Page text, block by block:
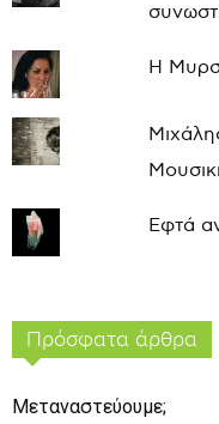
Η
Εφτά
Πρόσφατα άρθρα
Μεταναστεύουμε;